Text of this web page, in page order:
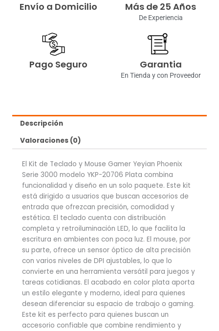
Envío a Domicilio Más de 25 Años
De Experiencia
Pago Seguro Garantia
En Tienda y con Proveedor
Descripción
Valoraciones (0)
El Kit de Teclado y Mouse Gamer Yeyian Phoenix
Serie 3000 modelo YKP-20706 Plata combina
funcionalidad y diseño en un solo paquete. Este kit
está dirigido a usuarios que buscan accesorios de
entrada que ofrezcan precisión, comodidad y
estética. El teclado cuenta con distribución
completa y retroiluminación LED, lo que facilita la
escritura en ambientes con poca luz. El mouse, por
su parte, ofrece un sensor óptico de alta precisión
con varios niveles de DPI ajustables, lo que lo
convierte en una herramienta versátil para juegos y
tareas cotidianas. El acabado en color plata aporta
un estilo elegante y moderno, ideal para quienes
desean diferenciar su espacio de trabajo o gaming.
Este kit es perfecto para quienes buscan un
accesorio confiable que combine rendimiento y